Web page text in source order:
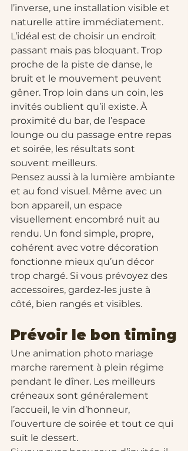
l’inverse, une installation visible et
naturelle attire immédiatement.
L’idéal est de choisir un endroit
passant mais pas bloquant. Trop
proche de la piste de danse, le
bruit et le mouvement peuvent
gêner. Trop loin dans un coin, les
invités oublient qu’il existe. À
proximité du bar, de l’espace
lounge ou du passage entre repas
et soirée, les résultats sont
souvent meilleurs.
Pensez aussi à la lumière ambiante
et au fond visuel. Même avec un
bon appareil, un espace
visuellement encombré nuit au
rendu. Un fond simple, propre,
cohérent avec votre décoration
fonctionne mieux qu’un décor
trop chargé. Si vous prévoyez des
accessoires, gardez-les juste à
côté, bien rangés et visibles.
Prévoir le bon timing
Une animation photo mariage
marche rarement à plein régime
pendant le dîner. Les meilleurs
créneaux sont généralement
l’accueil, le vin d’honneur,
l’ouverture de soirée et tout ce qui
suit le dessert.